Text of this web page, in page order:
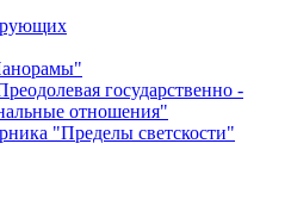
государственно -
отношения"
"Пределы светскости"